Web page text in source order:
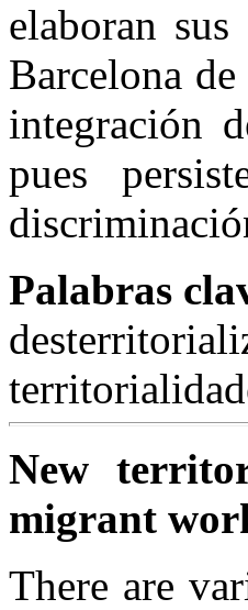
elaboran
Barcelona
integración
pues
Palabras
New
migrant
There are